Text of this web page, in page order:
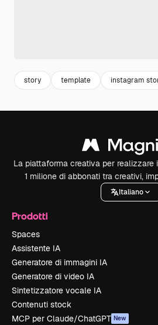
story template instagram
La piattaforma creativa per realizzare
1 milione di abbonati tra creativi,
Italiano
Prodotti
Spaces
Assistente IA
Generatore di immagini IA
Generatore di video IA
Sintetizzatore vocale IA
Contenuti stock
MCP per Claude/ChatGPT New